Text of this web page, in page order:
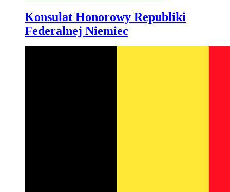
Konsulat Honorowy Republiki
Federalnej Niemiec